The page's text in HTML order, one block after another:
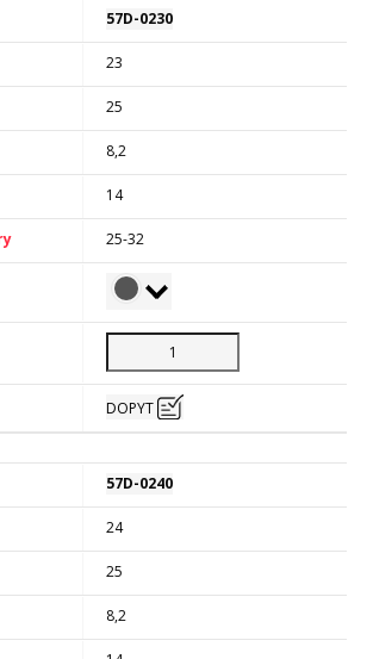
57D-0230
23
25
8,2
14
25-32
DOPYT
57D-0240
24
25
8,2